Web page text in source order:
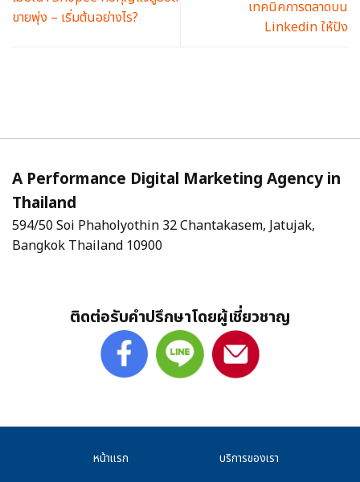
ขายพุ่ง – เริ่มต้นอย่างไร?
เทคนิคการตลาดบน
Linkedin ให้ปัง
A Performance Digital Marketing Agency in
Thailand
594/50 Soi Phaholyothin 32 Chantakasem, Jatujak,
Bangkok Thailand 10900
ติดต่อรับคำปรึกษาโดยผู้เชี่ยวชาญ
หน้าแรก บริการของเรา